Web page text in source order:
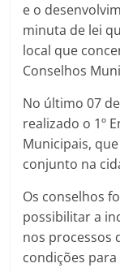
e o
minuta de lei
local que
Conselhos
No último 07
realizado o 1º
Municipais,
conjunto na
Os conselhos
possibilitar a
nos processos
condições